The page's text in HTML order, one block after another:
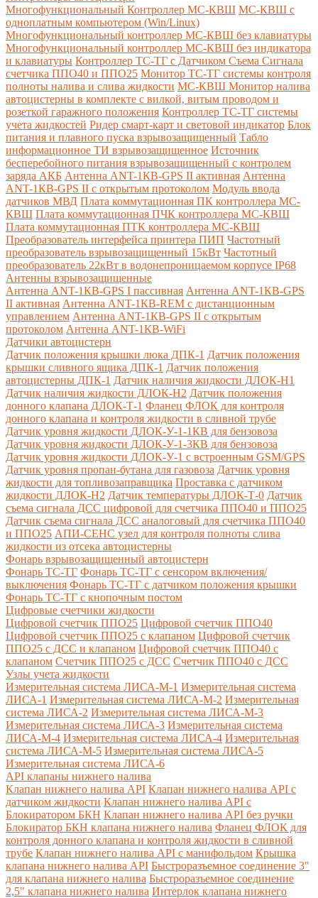
Многофункциональный Контроллер МС-КВШ МС-КВШ с
одноплатным компьютером (Win/Linux)
Многофункциональный контроллер МС-КВШ без клавиатуры
Многофункциональный контроллер МС-КВШ без индикатора
и клавиатуры Контроллер ТС-ТГ с Датчиком Съема Сигнала
счетчика ППО40 и ППО25 Монитор ТС-ТГ системы контроля
полноты налива и слива жидкости МС-КВШ Монитор налива
автоцистерны в комплекте с вилкой, витым проводом и
розеткой гаражного положения Контроллер ТС-ТГ системы
учета жидкостей Ридер смарт-карт и световой индикатор Блок
питания и плавного пуска взрывозащищенный Табло
информационное ТИ взрывозащищенное Источник
бесперебойного питания взрывозащищенный с контролем
заряда АКБ Антенна ANT-1КВ-GPS II активная Антенна
ANT-1КВ-GPS II с открытым протоколом Модуль ввода
датчиков МВД Плата коммутационная ПК контроллера МС-
КВШ Плата коммутационная ПЧК контроллера МС-КВШ
Плата коммутационная ПТК контроллера МС-КВШ
Преобразователь интерфейса принтера ПИП Частотный
преобразователь взрывозащищенный 15кВт Частотный
преобразователь 22кВт в водонепроницаемом корпусе IP68
Антенны взрывозащищенные
Антенна ANT-1КВ-GPS I пассивная Антенна ANT-1КВ-GPS
II активная Антенна ANT-1КВ-REM c дистанционным
управлением Антенна ANT-1КВ-GPS II с открытым
протоколом Антенна ANT-1КВ-WiFi
Датчики автоцистерн
Датчик положения крышки люка ДПК-1 Датчик положения
крышки сливного ящика ДПК-1 Датчик положения
автоцистерны ДПК-1 Датчик наличия жидкости ДЛОК-Н1
Датчик наличия жидкости ДЛОК-Н2 Датчик положения
донного клапана ДЛОК-Т-1 Фланец ФЛОК для контроля
донного клапана и контроля жидкости в сливной трубе
Датчик уровня жидкости ДЛОК-У-1-1КВ для бензовоза
Датчик уровня жидкости ДЛОК-У-1-3КВ для бензовоза
Датчик уровня жидкости ДЛОК-У-1 с встроенным GSM/GPS
Датчик уровня пропан-бутана для газовоза Датчик уровня
жидкости для топливозаправщика Проставка с датчиком
жидкости ДЛОК-Н2 Датчик температуры ДЛОК-Т-0 Датчик
съема сигнала ДСС цифровой для счетчика ППО40 и ППО25
Датчик съема сигнала ДСС аналоговый для счетчика ППО40
и ППО25 АПИ-СЕНС узел для контроля полноты слива
жидкости из отсека автоцистерны
Фонарь взрывозащищенный автоцистерн
Фонарь ТС-ТГ Фонарь ТС-ТГ с сенсором включения/
выключения Фонарь ТС-ТГ с датчиком положения крышки
Фонарь ТС-ТГ с кнопочным постом
Цифровые счетчики жидкости
Цифровой счетчик ППО25 Цифровой счетчик ППО40
Цифровой счетчик ППО25 с клапаном Цифровой счетчик
ППО25 с ДСС и клапаном Цифровой счетчик ППО40 с
клапаном Счетчик ППО25 с ДСС Счетчик ППО40 с ДСС
Узлы учета жидкости
Измерительная система ЛИСА-М-1 Измерительная система
ЛИСА-1 Измерительная система ЛИСА-М-2 Измерительная
система ЛИСА-2 Измерительная система ЛИСА-М-3
Измерительная система ЛИСА-3 Измерительная система
ЛИСА-М-4 Измерительная система ЛИСА-4 Измерительная
система ЛИСА-М-5 Измерительная система ЛИСА-5
Измерительная система ЛИСА-6
API клапаны нижнего налива
Клапан нижнего налива API Клапан нижнего налива API с
датчиком жидкости Клапан нижнего налива API с
Блокиратором БКН Клапан нижнего налива API без ручки
Блокиратор БКН клапана нижнего налива Фланец ФЛОК для
контроля донного клапана и контроля жидкости в сливной
трубе Клапан нижнего налива API с манифольдом Крышка
клапана нижнего налива API Быстроразъемное соединение 3"
для клапана нижнего налива Быстроразъемное соединение
2,5" клапана нижнего налива Интерлок клапана нижнего